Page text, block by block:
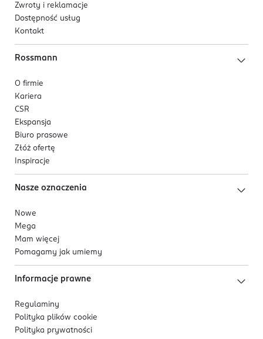
Zwroty i reklamacje
Dostępność usług
Kontakt
Rossmann
O firmie
Kariera
CSR
Ekspansja
Biuro prasowe
Złóż ofertę
Inspiracje
Nasze oznaczenia
Nowe
Mega
Mam więcej
Pomagamy jak umiemy
Informacje prawne
Regulaminy
Polityka plików cookie
Polityka prywatności